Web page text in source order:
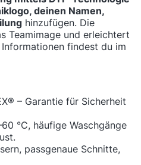
deinen Namen,
hinzufügen. Die
Teamimage und erleichtert
findest du im
– Garantie für Sicherheit
°C, häufige Waschgänge
passgenaue Schnitte,